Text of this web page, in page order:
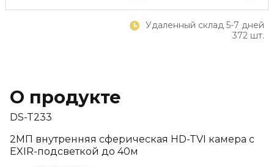
Удаленный склад 5-7 дней
372 шт.
О продукте
DS-T233
2МП внутренняя сферическая HD-TVI камера с
EXIR-подсветкой до 40м